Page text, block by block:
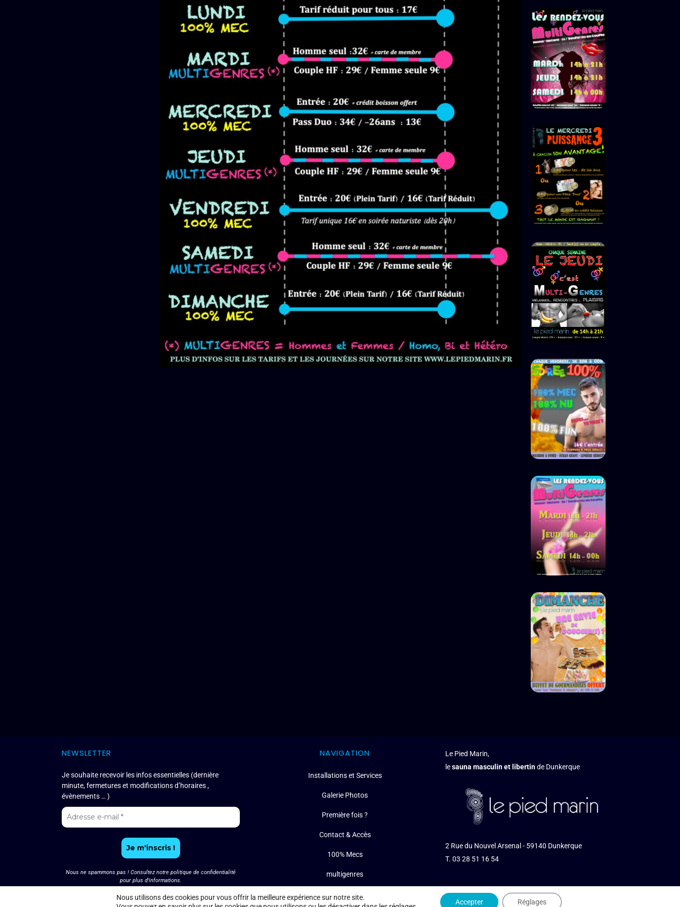
NEWSLETTER
Je souhaite recevoir les infos essentielles (dernière
minute, fermetures et modifications d’horaires ,
évènements … )
Nous ne spammons pas ! Consultez notre politique de confidentialité
pour plus d’informations.
NAVIGATION
Installations et Services
Galerie Photos
Première fois ?
Contact & Accès
100% Mecs
multigenres
Règlement intérieur
Le Pied Marin,
lesauna masculin et libertinde Dunkerque
2 Rue du Nouvel Arsenal - 59140 Dunkerque
T. 03 28 51 16 54
Nous utilisons des cookies pour vous offrir la meilleure expérience sur notre site.
Accepter Réglages